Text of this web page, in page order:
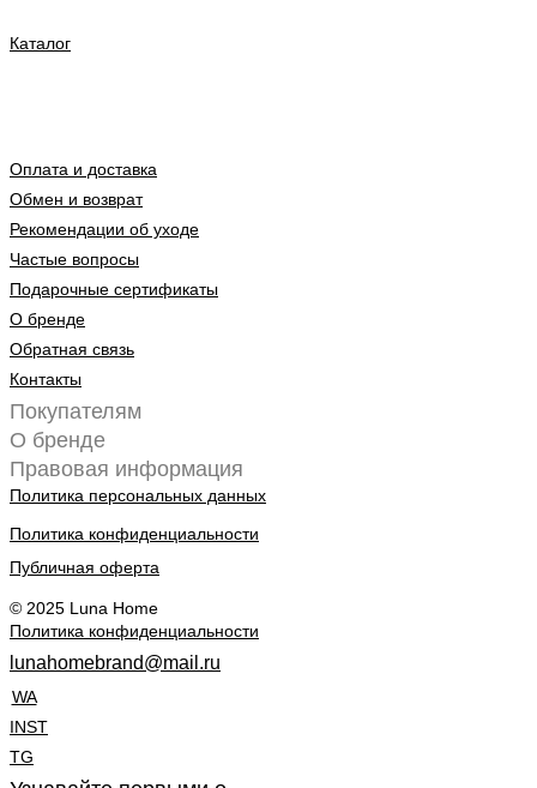
Каталог
Оплата и доставка
Обмен и возврат
Рекомендации об уходе
Частые вопросы
Подарочные сертификаты
О бренде
Обратная связь
Контакты
Покупателям
О бренде
Правовая информация
Политика персональных данных
Политика конфиденциальности
Публичная оферта
© 2025 Luna Home
Политика конфиденциальности
lunahomebrand@mail.ru
WA
INST
TG